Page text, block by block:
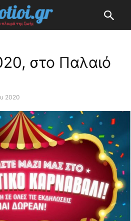
στο Παλαιό
2020